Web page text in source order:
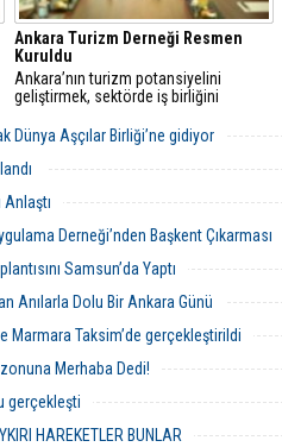
Ankara Turizm Derneği Resmen
Kuruldu
Ankara’nın turizm potansiyelini
geliştirmek, sektörde iş birliğini
anlayışını desteklemek amacıyla
kurulan Ankara Turizm Derneği,
faaliyetlerine resmen başladı
Dünya Aşçılar Birliği’ne gidiyor
Derneği’nden Başkent Çıkarması
Samsun’da Yaptı
Anılarla Dolu Bir Ankara Günü
Marmara Taksim’de gerçekleştirildi
Merhaba Dedi!
gerçekleşti
HAREKETLER BUNLAR